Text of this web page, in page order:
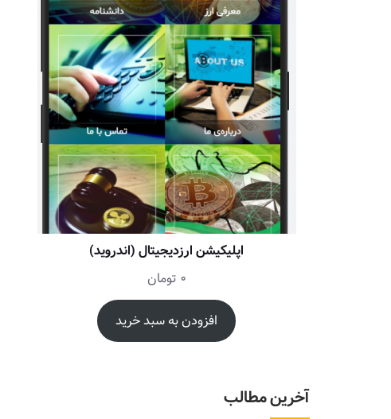
اپلیکیشن ارزدیجیتال (اندروید)
0 تومان
افزودن به سبد خرید
آخرین مطالب